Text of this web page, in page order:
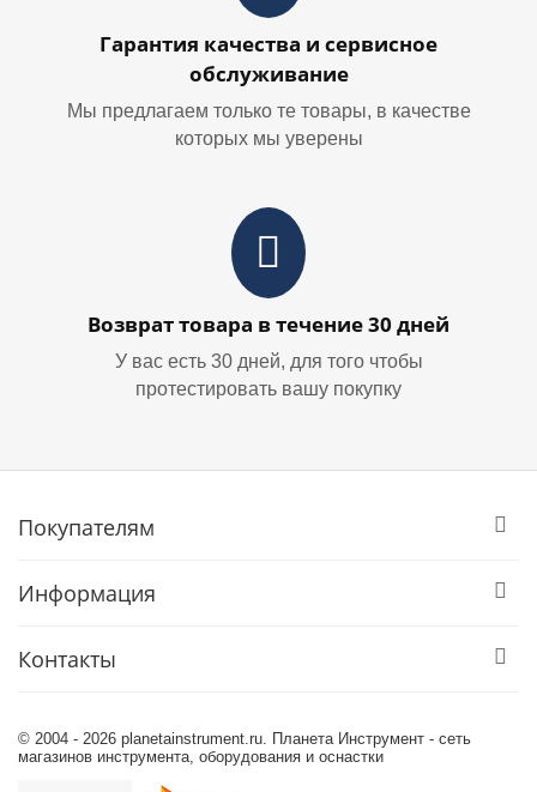
Гарантия качества и сервисное
обслуживание
Мы предлагаем только те товары, в качестве
которых мы уверены
Возврат товара в течение 30 дней
У вас есть 30 дней, для того чтобы
протестировать вашу покупку
Покупателям
Информация
Контакты
© 2004 - 2026 planetainstrument.ru. Планета Инструмент - сеть
магазинов инструмента, оборудования и оснастки